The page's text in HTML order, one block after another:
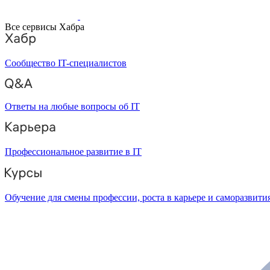
Все сервисы Хабра
Сообщество IT-специалистов
Ответы на любые вопросы об IT
Профессиональное развитие в IT
Обучение для смены профессии, роста в карьере и